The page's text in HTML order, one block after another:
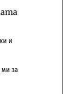
и
ми за